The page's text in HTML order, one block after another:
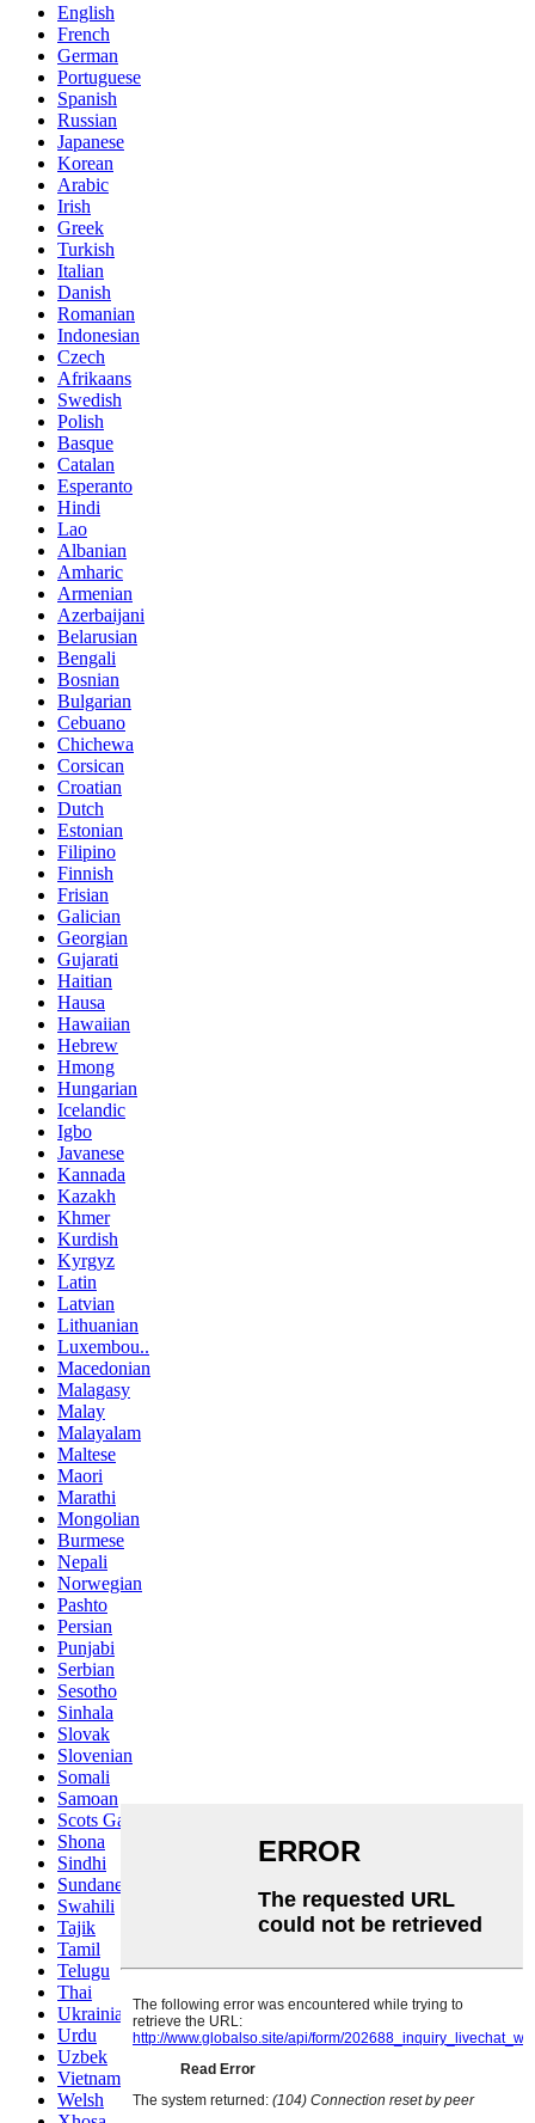
English
French
German
Portuguese
Spanish
Russian
Japanese
Korean
Arabic
Irish
Greek
Turkish
Italian
Danish
Romanian
Indonesian
Czech
Afrikaans
Swedish
Polish
Basque
Catalan
Esperanto
Hindi
Lao
Albanian
Amharic
Armenian
Azerbaijani
Belarusian
Bengali
Bosnian
Bulgarian
Cebuano
Chichewa
Corsican
Croatian
Dutch
Estonian
Filipino
Finnish
Frisian
Galician
Georgian
Gujarati
Haitian
Hausa
Hawaiian
Hebrew
Hmong
Hungarian
Icelandic
Igbo
Javanese
Kannada
Kazakh
Khmer
Kurdish
Kyrgyz
Latin
Latvian
Lithuanian
Luxembou..
Macedonian
Malagasy
Malay
Malayalam
Maltese
Maori
Marathi
Mongolian
Burmese
Nepali
Norwegian
Pashto
Persian
Punjabi
Serbian
Sesotho
Sinhala
Slovak
Slovenian
Somali
Samoan
Scots Gaelic
Shona
Sindhi
Sundanese
Swahili
Tajik
Tamil
Telugu
Thai
Ukrainian
Urdu
Uzbek
Vietnamese
Welsh